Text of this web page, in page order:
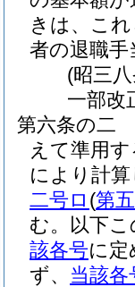
きは、こ
者の退職
(昭三
一部改
第六条の二
えて準用
により計
二号ロ (第
む。以下
該各号に
ず、 当該各